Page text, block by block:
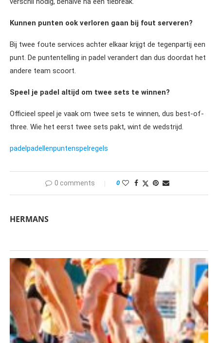
Kunnen punten ook verloren gaan bij fout serveren?
Bij twee foute services achter elkaar krijgt de tegenpartij een
punt. De puntentelling in padel verandert dan dus doordat het
andere team scoort.
Speel je padel altijd om twee sets te winnen?
Officieel speel je vaak om twee sets te winnen, dus best-of-
three. Wie het eerst twee sets pakt, wint de wedstrijd.
padelpadellenpuntenspelregels
0 comments 0
HERMANS